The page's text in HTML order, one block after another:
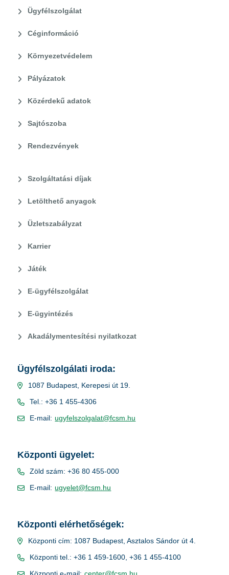
Ügyfélszolgálat
Céginformáció
Környezetvédelem
Pályázatok
Közérdekű adatok
Sajtószoba
Rendezvények
Szolgáltatási díjak
Letölthető anyagok
Üzletszabályzat
Karrier
Játék
E-ügyfélszolgálat
E-ügyintézés
Akadálymentesítési nyilatkozat
Ügyfélszolgálati iroda:
1087 Budapest, Kerepesi út 19.
Tel.: +36 1 455-4306
E-mail: ugyfelszolgalat@fcsm.hu
Központi ügyelet:
Zöld szám: +36 80 455-000
E-mail: ugyelet@fcsm.hu
Központi elérhetőségek:
Központi cím: 1087 Budapest, Asztalos Sándor út 4.
Központi tel.: +36 1 459-1600, +36 1 455-4100